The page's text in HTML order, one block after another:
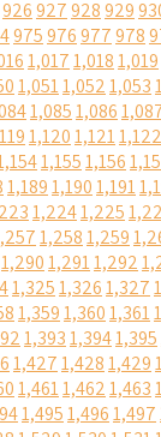
926927928929
975976977978
1,0171,0181,019
1,0511,0521,053
1,0851,086
1,1201,1211,122
1,1551,156
1,1891,1901,191
1,2241,225
1,2581,259
1,2901,2911,292
1,3251,3261,327
1,3591,3601,361
1,3931,3941,395
1,4271,4281,429
1,4611,4621,463
1,4951,4961,497